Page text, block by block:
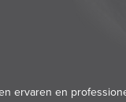
ervaren en